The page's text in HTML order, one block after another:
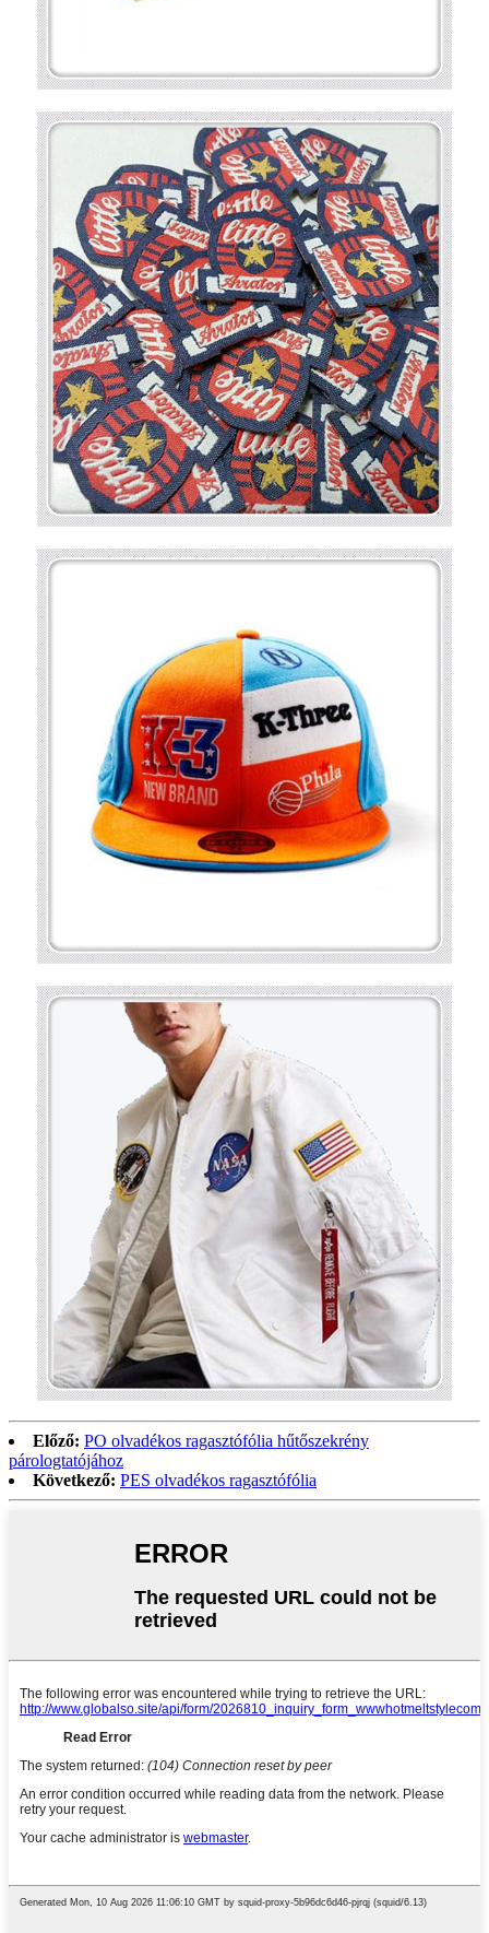
Előző: PO olvadékos ragasztófólia hűtőszekrény
párologtatójához
Következő: PES olvadékos ragasztófólia